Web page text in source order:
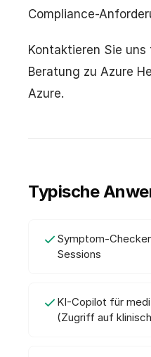
Compliance-
Kontaktieren Sie
Beratung zu Azure
Azure.
Typische
Symptom-
Sessions
KI-Copilot für
(Zugriff auf